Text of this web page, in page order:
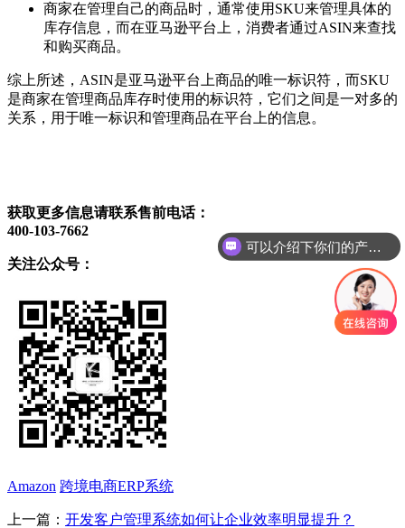
商家在管理自己的商品时，通常使用SKU来管理具体的
库存信息，而在亚马逊平台上，消费者通过ASIN来查找
和购买商品。
综上所述，ASIN是亚马逊平台上商品的唯一标识符，而SKU
是商家在管理商品库存时使用的标识符，它们之间是一对多的
关系，用于唯一标识和管理商品在平台上的信息。
获取更多信息请联系售前电话：
400-103-7662
关注公众号：
Amazon 跨境电商ERP系统
上一篇： 开发客户管理系统如何让企业效率明显提升？
可以介绍下你们的产品么
你们是怎么收费的呢